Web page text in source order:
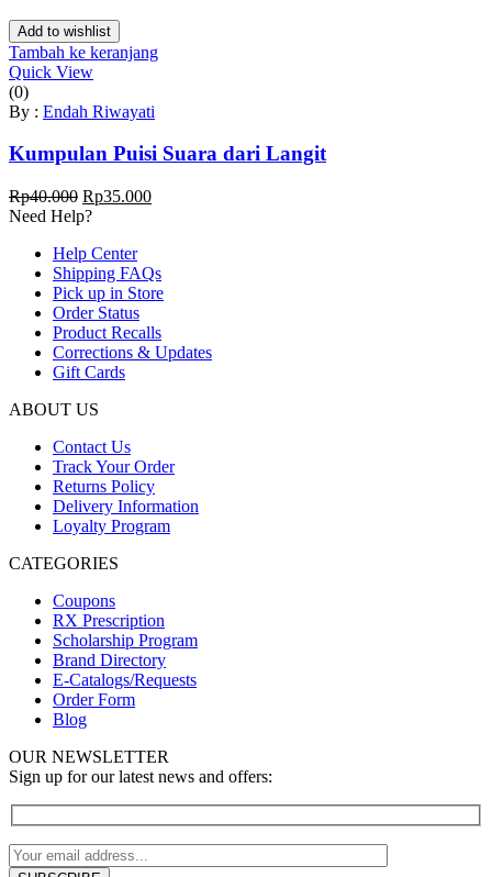
Rp40.000.
Rp35.000.
Add to wishlist
Tambah ke keranjang
Quick View
(0)
By : Endah Riwayati
Kumpulan Puisi Suara dari Langit
Rp40.000 Harga
aslinya
Rp40.000.
Rp35.000Harga
Rp35.000.
Need Help?
Help Center
Shipping FAQs
Pick up in Store
Order Status
Product Recalls
Corrections & Updates
Gift Cards
ABOUT US
Contact Us
Track Your Order
Returns Policy
Delivery Information
Loyalty Program
CATEGORIES
Coupons
RX Prescription
Scholarship Program
Brand Directory
E-Catalogs/Requests
Order Form
Blog
OUR NEWSLETTER
Sign up for our latest news and offers: